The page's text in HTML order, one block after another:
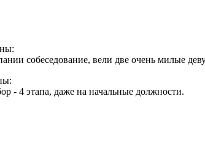
собеседование, вели две очень милые
- 4 этапа, даже на начальные должности.